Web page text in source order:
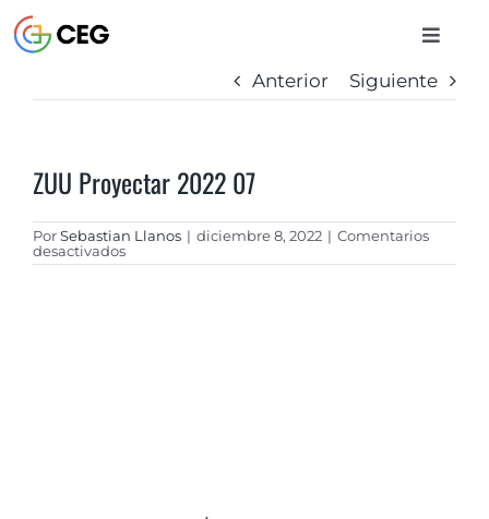
al
contenido
Toggle
INICIO
CURSOS
BIBLIOTECA
Anterior Siguiente
ZUU Proyectar 2022 07
PorSebastian Llanos | diciembre 8, 2022 | Comentarios
desactivadosen
ZUU